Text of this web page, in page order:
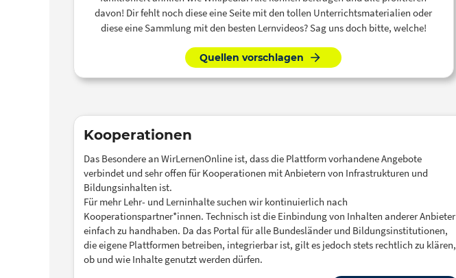
davon! Dir fehlt noch diese eine Seite mit den tollen Unterrichtsmaterialien oder
diese eine Sammlung mit den besten Lernvideos? Sag uns doch bitte, welche!
Quellen vorschlagen
Kooperationen
Das Besondere an WirLernenOnline ist, dass die Plattform vorhandene Angebote
verbindet und sehr offen für Kooperationen mit Anbietern von Infrastrukturen und
Bildungsinhalten ist.
Für mehr Lehr- und Lerninhalte suchen wir kontinuierlich nach
Kooperationspartner*innen. Technisch ist die Einbindung von Inhalten anderer Anbieter
einfach zu handhaben. Da das Portal für alle Bundesländer und Bildungsinstitutionen,
die eigene Plattformen betreiben, integrierbar ist, gilt es jedoch stets rechtlich zu klären,
ob und wie Inhalte genutzt werden dürfen.